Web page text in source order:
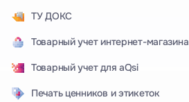
ТУ ДОКС
Товарный учет интернет-магазина
Товарный учет для aQsi
Печать ценников и этикеток